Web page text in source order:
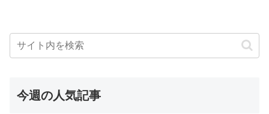
今週の人気記事